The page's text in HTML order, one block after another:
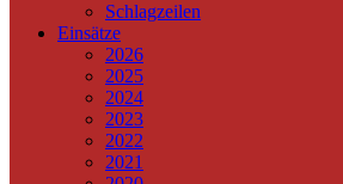
Schlagzeilen
Einsätze
2026
2025
2024
2023
2022
2021